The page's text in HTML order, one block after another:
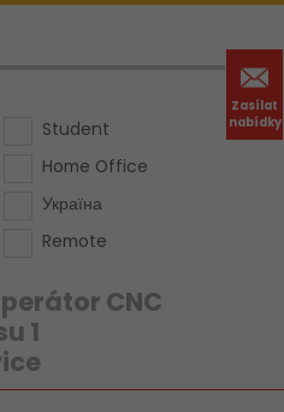
Zasílat
nabídky
Student
Home Office
Україна
Remote
CNC
1